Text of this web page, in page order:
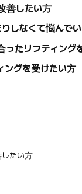
善したい方
しなくて悩んで
ったリフティング
ングを受けたい方
たい方